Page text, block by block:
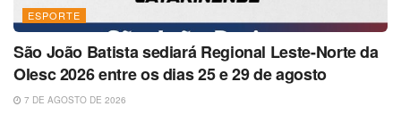
ESPORTE
São João Batista sediará Regional Leste-Norte da
Olesc 2026 entre os dias 25 e 29 de agosto
7 DE AGOSTO DE 2026